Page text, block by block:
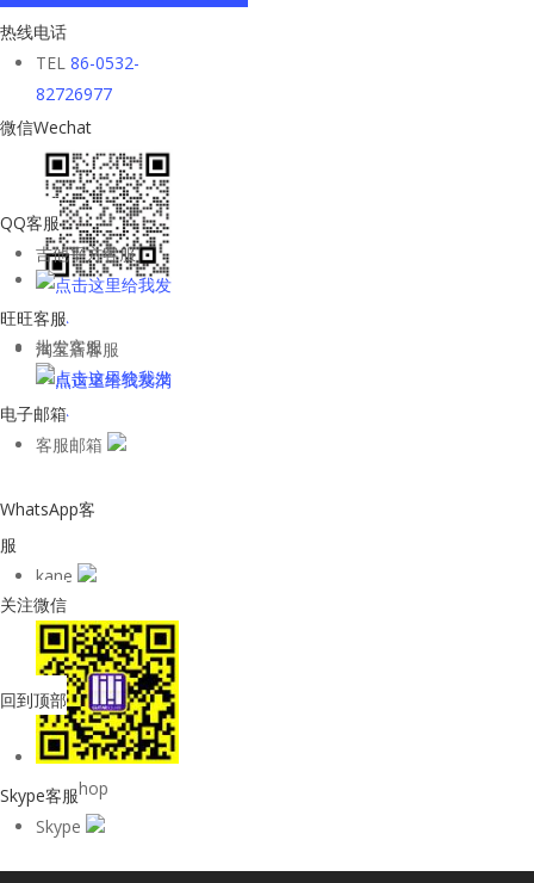
热线电话
TEL 86-0532-
82726977
微信Wechat
QQ客服
吉他平方客服
批发客服
旺旺客服
淘宝店客服
电子邮箱
客服邮箱
WhatsApp客
服
kane
关注微信
购物Shop
回到顶部
Skype客服
Skype